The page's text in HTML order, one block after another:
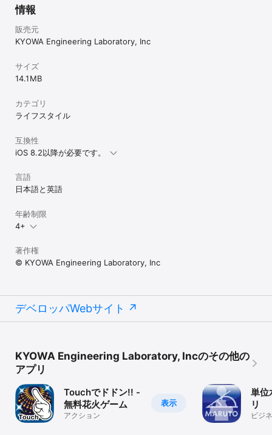
情報
販売元
KYOWA Engineering Laboratory, Inc
サイズ
14.1 MB
カテゴリ
ライフスタイル
互換性
iOS 8.2以降が必要です。
言語
日本語と英語
年齢制限
4+
著作権
© KYOWA Engineering Laboratory, Inc
デベロッパWebサイト
KYOWA Engineering Laboratory, Incのその他の
アプリ
表示
Touchでドドン!! -
無料花火ゲーム
アクション
単位
リ
ビジ